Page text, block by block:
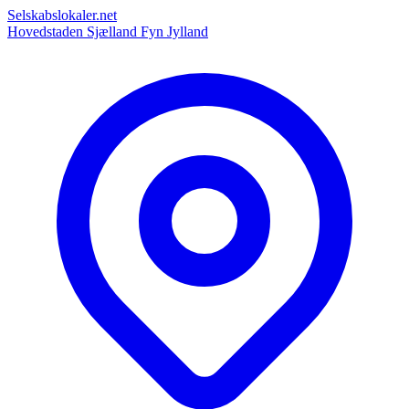
Selskabslokaler.net
Hovedstaden Sjælland Fyn Jylland